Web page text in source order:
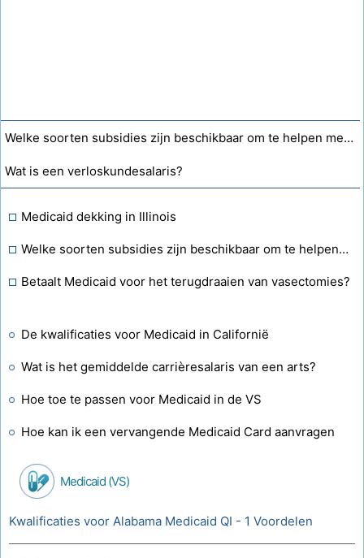
Welke soorten subsidies zijn beschikbaar om te helpen met medische kosten?
Wat is een verloskundesalaris?
Medicaid dekking in Illinois
Welke soorten subsidies zijn beschikbaar om te helpen met medische kosten?
Betaalt Medicaid voor het terugdraaien van vasectomies?
De kwalificaties voor Medicaid in Californië
Wat is het gemiddelde carrièresalaris van een arts?
Hoe toe te passen voor Medicaid in de VS
Hoe kan ik een vervangende Medicaid Card aanvragen
Medicaid (VS)
Kwalificaties voor Alabama Medicaid QI - 1 Voordelen